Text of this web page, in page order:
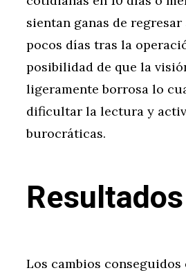
sientan ganas de
pocos días tras la
posibilidad de que la
ligeramente borrosa lo
dificultar la lectura y
burocráticas.
Resultados
Los cambios conseguidos